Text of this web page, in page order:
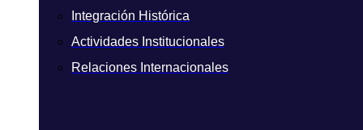
Integración Histórica
Actividades Institucionales
Relaciones Internacionales